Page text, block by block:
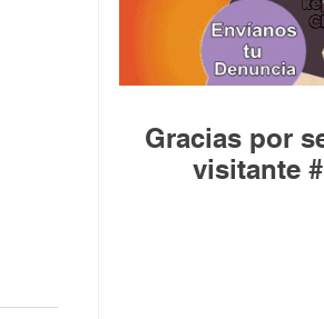
Gracias por
visitante #